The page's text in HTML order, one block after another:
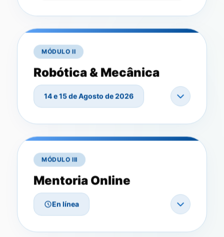
MÓDULO II
Robótica & Mecânica
14 e 15 de Agosto de 2026
MÓDULO III
Mentoria Online
En línea